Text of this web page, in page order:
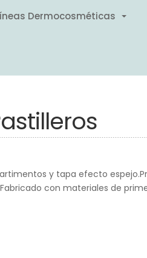
Dermocosméticas
y tapa efecto
con materiales de